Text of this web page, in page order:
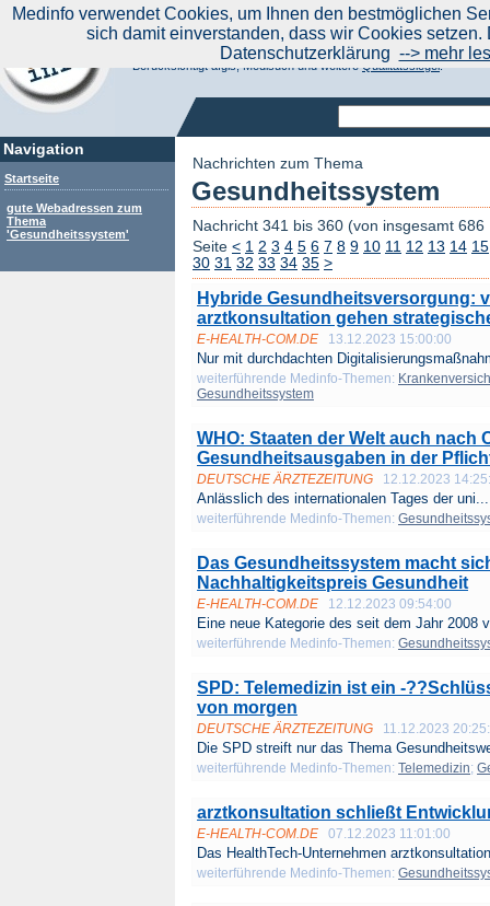
Navigation
Startseite
gute Webadressen zum
Thema
'Gesundheitssystem'
Aktuelle Nachrichten|
Suchen Sie noch oder Finden Sie schon?
Medinfo.de - Meta-Portal für Gesundheitsthemen
Berücksichtigt afgis, Medisuch und weitereQualitätssiegel.
Nachrichten zum Thema
Gesundheitssystem
Nachricht 341 bis 360 (von insgesamt
Seite < 1 2 3 4 5 6 7 8 9 10 11 12 13 14 15
30 31 32 33 34 35 >
Hybride Gesundheitsversorgung:
arztkonsultation gehen
E-HEALTH-COM.DE 13.12.2023 15:00:00
Nur mit durchdachten
weiterführende Medinfo-Themen:
Gesundheitssystem
WHO: Staaten der Welt auch nach
Gesundheitsausgaben in der
DEUTSCHE ÄRZTEZEITUNG 12.12.2023
Anlässlich des internationalen Tages der uni...
weiterführende Medinfo-Themen:
Das Gesundheitssystem macht
Nachhaltigkeitspreis Gesundheit
E-HEALTH-COM.DE 12.12.2023 09:54:00
Eine neue Kategorie des seit dem Jahr 2008
weiterführende Medinfo-Themen:
SPD: Telemedizin ist ein -
von morgen
DEUTSCHE ÄRZTEZEITUNG 11.12.2023
Die SPD streift nur das Thema
weiterführende Medinfo-Themen: Telemedizin;
arztkonsultation schließt
E-HEALTH-COM.DE 07.12.2023 11:01:00
Das HealthTech-Unternehmen
weiterführende Medinfo-Themen:
Medinfo verwendet Cookies, um Ihnen den bestmöglichen
sich damit einverstanden, dass wir Cookies
Datenschutzerklärung --> mehr